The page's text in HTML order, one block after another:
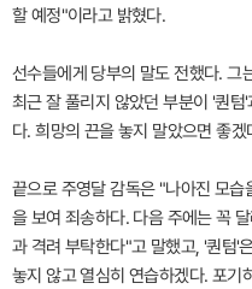
할 예정"이라고 밝혔다.
선수들에게 당부의 말도 전했다. 그
최근 잘 풀리지 않았던 부분이 '퀀
다. 희망의 끈을 놓지 말았으면 좋
끝으로 주영달 감독은 "나아진 모
을 보여 죄송하다. 다음 주에는 꼭
과 격려 부탁한다"고 말했고, '퀀텀'
놓지 않고 열심히 연습하겠다. 포기